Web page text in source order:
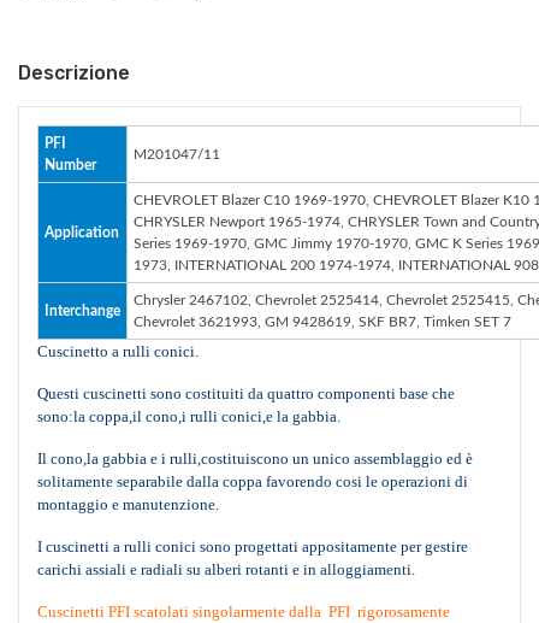
Descrizione
PFI
Number
M201047/11
Application
CHEVROLET Blazer C10 1969-1970, CHEVROLET Blazer
CHRYSLER Newport 1965-1974, CHRYSLER Town and
Series 1969-1970, GMC Jimmy 1970-1970, GMC K Series
1973, INTERNATIONAL 200 1974-1974, INTERNATIONAL
Interchange
Chrysler 2467102, Chevrolet 2525414, Chevrolet 2525415,
Chevrolet 3621993, GM 9428619, SKF BR7, Timken SET 7
Cuscinetto a rulli conici.
Questi cuscinetti sono costituiti da quattro componenti base che
sono:la coppa,il cono,i rulli conici,e la gabbia.
Il cono,la gabbia e i rulli,costituiscono un unico assemblaggio ed è
solitamente separabile dalla coppa favorendo cosi le operazioni di
montaggio e manutenzione.
I cuscinetti a rulli conici sono progettati appositamente per gestire
carichi assiali e radiali su alberi rotanti e in alloggiamenti.
Cuscinetti PFI scatolati singolarmente dalla PFI rigorosamente